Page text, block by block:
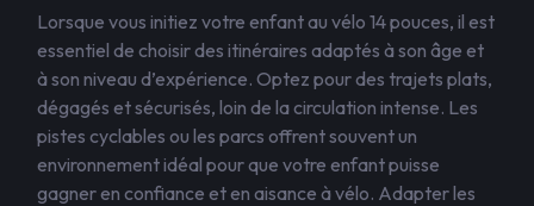
Lorsque vous initiez votre enfant au vélo 14 pouces, il est
essentiel de choisir des itinéraires adaptés à son âge et
à son niveau d’expérience. Optez pour des trajets plats,
dégagés et sécurisés, loin de la circulation intense. Les
pistes cyclables ou les parcs offrent souvent un
environnement idéal pour que votre enfant puisse
gagner en confiance et en aisance à vélo. Adapter les